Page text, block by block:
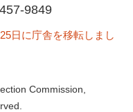
9849
日に庁舎を移転しまし
Commission,